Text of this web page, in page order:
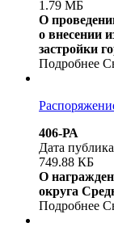
1.79 МБ
О
о внесении
застройки
Подробнее
406-РА
Дата
749.88 КБ
О
округа
Подробнее